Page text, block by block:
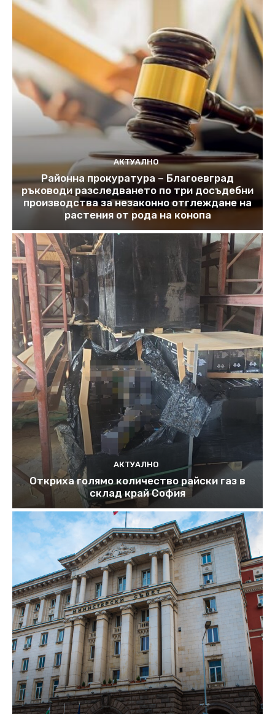
АКТУАЛНО
Районна прокуратура – Благоевград
ръководи разследването по три досъдебни
производства за незаконно отглеждане на
растения от рода на конопа
АКТУАЛНО
Откриха голямо количество райски газ в
склад край София